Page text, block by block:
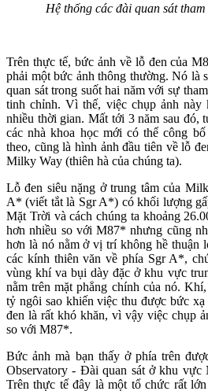
Hệ thống các đài quan sát
Trên thực tế, bức ảnh về lỗ đen của
phải một bức ảnh thông thường. Nó là
quan sát trong suốt hai năm với sự
tinh chỉnh. Vì thế, việc chụp ảnh này
nhiều thời gian. Mất tới 3 năm sau đó,
các nhà khoa học mới có thể công
theo, cũng là hình ảnh đầu tiên về lỗ
Milky Way (thiên hà của chúng ta).
Lỗ đen siêu nặng ở trung tâm của
A* (viết tắt là Sgr A*) có khối lượng
Mặt Trời và cách chúng ta khoảng
hơn nhiều so với M87* nhưng cũng
hơn là nó nằm ở vị trí không hề thuận
các kính thiên văn về phía Sgr A*,
vùng khí va bụi dày đặc ở khu vực
nằm trên mặt phẳng chính của nó.
tỷ ngôi sao khiến việc thu được bức
đen là rất khó khăn, vì vậy việc chụp
so với M87*.
Bức ảnh mà bạn thấy ở phía trên
Observatory - Đài quan sát ở khu vực
Trên thực tế đây là một tổ chức rất